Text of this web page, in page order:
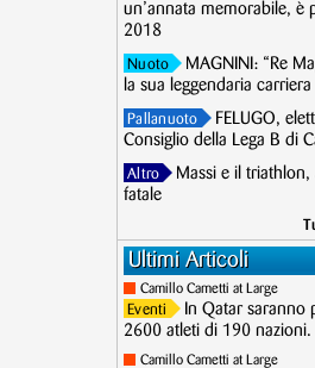
un’annata memorabile, è
2018
Nuoto
MAGNINI: “Re
la sua leggendaria carriera
Pallanuoto
FELUGO,
Consiglio della Lega B di
Altro
Massi e il triathlon,
fatale
Ultimi Articoli
Camillo Cametti at Large
Eventi
In Qatar saranno
2600 atleti di 190 nazioni.
Camillo Cametti at Large